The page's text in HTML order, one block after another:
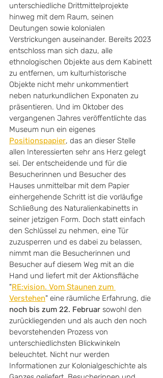
unterschiedliche Drittmittelprojekte
hinweg mit dem Raum, seinen
Deutungen sowie kolonialen
Verstrickungen auseinander. Bereits 2023
entschloss man sich dazu, alle
ethnologischen Objekte aus dem Kabinett
zu entfernen, um kulturhistorische
Objekte nicht mehr unkommentiert
neben naturkundlichen Exponaten zu
präsentieren. Und im Oktober des
vergangenen Jahres veröffentlichte das
Museum nun ein eigenes
Positionspapier, das an dieser Stelle
allen Interessierten sehr ans Herz gelegt
sei. Der entscheidende und für die
Besucherinnen und Besucher des
Hauses unmittelbar mit dem Papier
einhergehende Schritt ist die vorläufige
Schließung des Naturalienkabinetts in
seiner jetzigen Form. Doch statt einfach
den Schlüssel zu nehmen, eine Tür
zuzusperren und es dabei zu belassen,
nimmt man die Besucherinnen und
Besucher auf diesem Weg mit an die
Hand und liefert mit der Aktionsfläche
"RE:vision. Vom Staunen zum
Verstehen" eine räumliche Erfahrung, die
noch bis zum 22. Februar sowohl den
zurückliegenden und als auch den noch
bevorstehenden Prozess von
unterschiedlichsten Blickwinkeln
beleuchtet. Nicht nur werden
Informationen zur Kolonialgeschichte als